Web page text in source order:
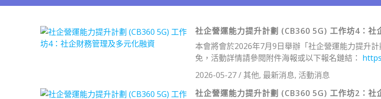
社企營運能力提升計劃 (CB360 5G) 工作坊4：社
本會將會於2026年7月9日舉辦「社企營運能力提升
免，活動詳情請參閱附件海報或以下報名鏈結：
2026-05-27/ 其他, 最新消息, 活動消息
社企營運能力提升計劃 (CB360 5G) 工作坊2：社